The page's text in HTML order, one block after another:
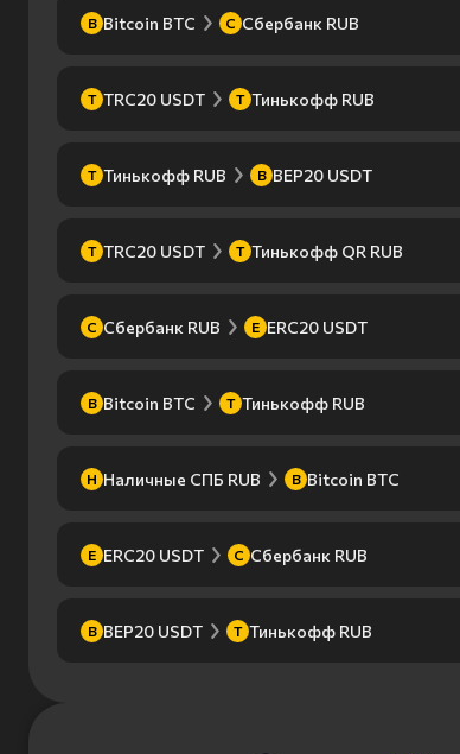
B Bitcoin BTC С Сбербанк RUB
T TRC20 USDT Т Тинькофф RUB
Т Тинькофф RUB B BEP20 USDT
T TRC20 USDT Т Тинькофф QR RUB
С Сбербанк RUB E ERC20 USDT
B Bitcoin BTC Т Тинькофф RUB
Н Наличные СПБ RUB B Bitcoin BTC
E ERC20 USDT С Сбербанк RUB
B BEP20 USDT Т Тинькофф RUB